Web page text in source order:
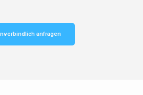
anfragen